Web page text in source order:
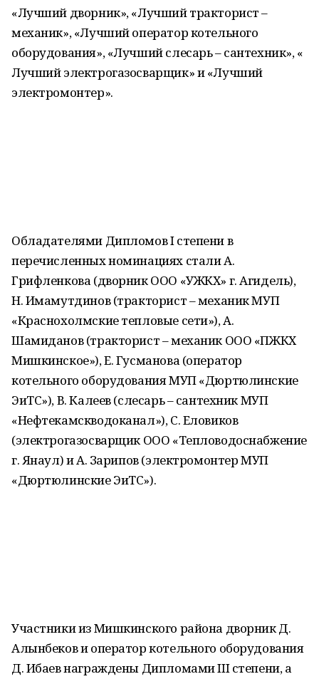
«Лучший дворник», «Лучший тракторист –
механик», «Лучший оператор котельного
оборудования», «Лучший слесарь – сантехник», «
Лучший электрогазосварщик» и «Лучший
электромонтер».
Обладателями Дипломов I степени в
перечисленных номинациях стали А.
Грифленкова (дворник ООО «УЖКХ» г. Агидель),
Н. Имамутдинов (тракторист – механик МУП
«Краснохолмские тепловые сети»), А.
Шамиданов (тракторист – механик ООО «ПЖКХ
Мишкинское»), Е. Гусманова (оператор
котельного оборудования МУП «Дюртюлинские
ЭиТС»), В. Калеев (слесарь – сантехник МУП
«Нефтекамскводоканал»), С. Еловиков
(электрогазосварщик ООО «Тепловодоснабжение
г. Янаул) и А. Зарипов (электромонтер МУП
«Дюртюлинские ЭиТС»).
Участники из Мишкинского района дворник Д.
Алынбеков и оператор котельного оборудования
Д. Ибаев награждены Дипломами III степени, а